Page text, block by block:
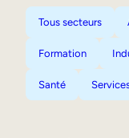
Tous secteurs
Formation
Santé